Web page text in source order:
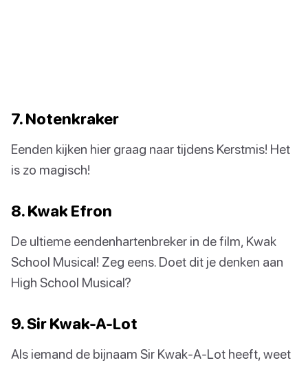
7. Notenkraker
Eenden kijken hier graag naar tijdens Kerstmis! Het
is zo magisch!
8. Kwak Efron
De ultieme eendenhartenbreker in de film, Kwak
School Musical! Zeg eens. Doet dit je denken aan
High School Musical?
9. Sir Kwak-A-Lot
Als iemand de bijnaam Sir Kwak-A-Lot heeft, weet